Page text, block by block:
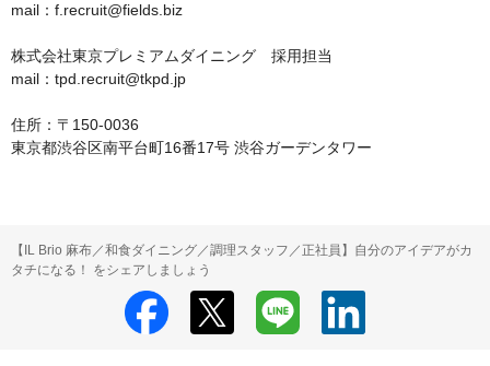
mail：f.recruit@fields.biz
株式会社東京プレミアムダイニング　採用担当
mail：tpd.recruit@tkpd.jp
住所：〒150-0036
東京都渋谷区南平台町16番17号 渋谷ガーデンタワー
【IL Brio 麻布／和食ダイニング／調理スタッフ／正社員】自分のアイデアがカ
タチになる！ をシェアしましょう